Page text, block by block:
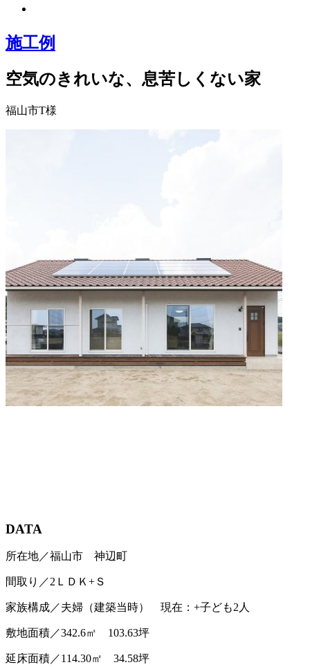
施工例
空気のきれいな、息苦しくない家
福山市T様
DATA
所在地／福山市 神辺町
間取り／2ＬＤＫ+Ｓ
家族構成／夫婦（建築当時） 現在：+子ども2人
敷地面積／342.6㎡ 103.63坪
延床面積／114.30㎡ 34.58坪